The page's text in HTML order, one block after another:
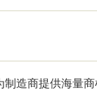
造商提供海量